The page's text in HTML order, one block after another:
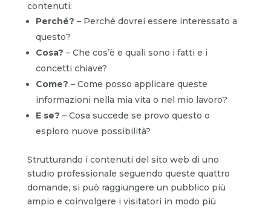
contenuti:
Perché? – Perché dovrei essere interessato a
questo?
Cosa? – Che cos’è e quali sono i fatti e i
concetti chiave?
Come? – Come posso applicare queste
informazioni nella mia vita o nel mio lavoro?
E se? – Cosa succede se provo questo o
esploro nuove possibilità?
Strutturando i contenuti del sito web di uno
studio professionale seguendo queste quattro
domande, si può raggiungere un pubblico più
ampio e coinvolgere i visitatori in modo più